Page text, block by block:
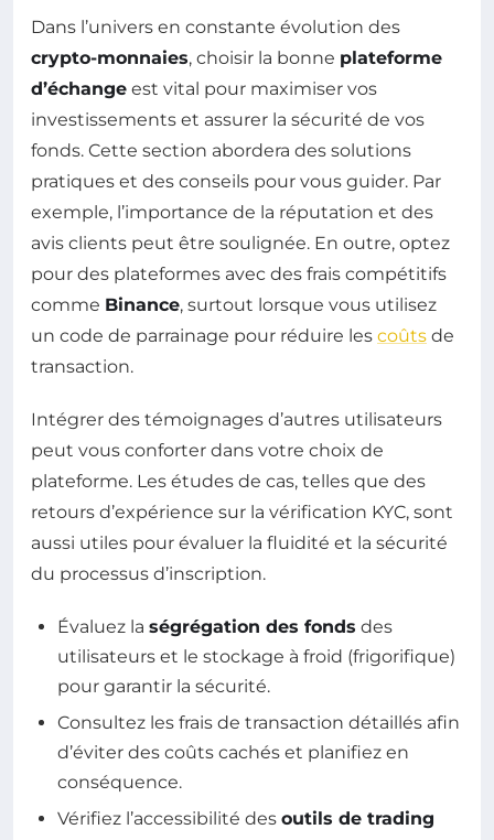
Dans l’univers en constante évolution des
crypto-monnaies, choisir la bonne plateforme
d’échange est vital pour maximiser vos
investissements et assurer la sécurité de vos
fonds. Cette section abordera des solutions
pratiques et des conseils pour vous guider. Par
exemple, l’importance de la réputation et des
avis clients peut être soulignée. En outre, optez
pour des plateformes avec des frais compétitifs
comme Binance, surtout lorsque vous utilisez
un code de parrainage pour réduire les coûts de
transaction.
Intégrer des témoignages d’autres utilisateurs
peut vous conforter dans votre choix de
plateforme. Les études de cas, telles que des
retours d’expérience sur la vérification KYC, sont
aussi utiles pour évaluer la fluidité et la sécurité
du processus d’inscription.
Évaluez la ségrégation des fonds des
utilisateurs et le stockage à froid (frigorifique)
pour garantir la sécurité.
Consultez les frais de transaction détaillés afin
d’éviter des coûts cachés et planifiez en
conséquence.
Vérifiez l’accessibilité des outils de trading